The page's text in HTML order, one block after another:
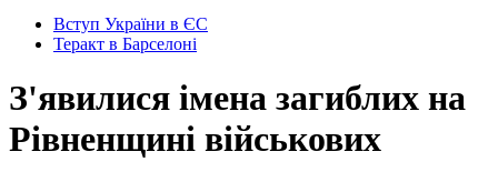
Вступ України в ЄС
Теракт в Барселоні
З'явилися імена загиблих на
Рівненщині військових